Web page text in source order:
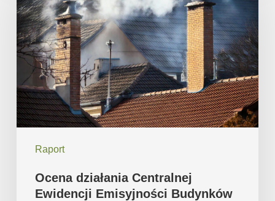
Raport
Centralnej
Ewidencji
Emisyjności
Budynków
Ocena działania Centralnej
Ewidencji Emisyjności Budynków